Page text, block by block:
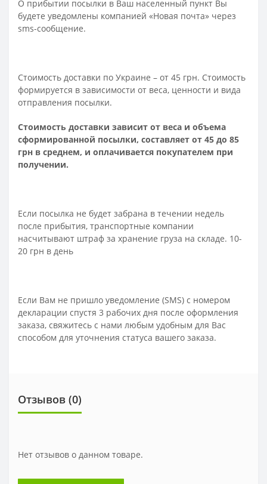
О прибытии посылки в Ваш населенный пункт Вы
будете уведомлены компанией «Новая почта» через
sms-сообщение.
Стоимость доставки по Украине – от 45 грн. Стоимость
формируется в зависимости от веса, ценности и вида
отправления посылки.
Стоимость доставки зависит от веса и объема
сформированной посылки, составляет от 45 до 85
грн в среднем, и оплачивается покупателем при
получении.
Если посылка не будет забрана в течении недель
после прибытия, транспортные компании
насчитывают штраф за хранение груза на складе. 10-
20 грн в день
Если Вам не пришло уведомление (SMS) с номером
декларации спустя 3 рабочих дня после оформления
заказа, свяжитесь с нами любым удобным для Вас
способом для уточнения статуса вашего заказа.
Отзывов (0)
Нет отзывов о данном товаре.